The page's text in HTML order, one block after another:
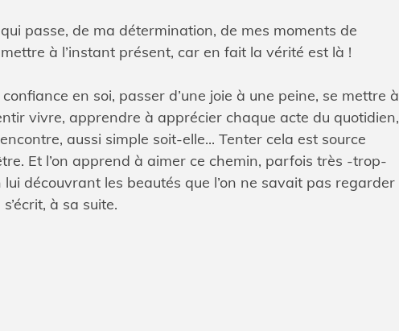
passe, de ma détermination, de mes moments de
à l’instant présent, car en fait la vérité est là !
en soi, passer d’une joie à une peine, se mettre à
vivre, apprendre à apprécier chaque acte du quotidien,
aussi simple soit-elle... Tenter cela est source
Et l’on apprend à aimer ce chemin, parfois très -trop-
découvrant les beautés que l’on ne savait pas regarder
à sa suite.